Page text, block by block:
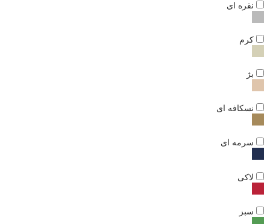
نقره ای
کرم
بژ
نسکافه ای
سرمه ای
لاکی
سبز